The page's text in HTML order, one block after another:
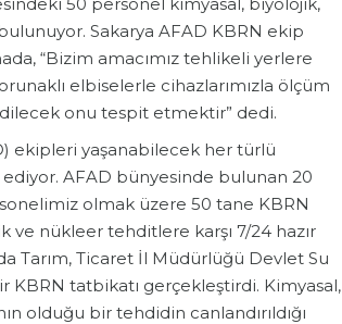
Sakarya AFAD KBRN ekip
“Bizim amacımız tehlikeli yerlere
elbiselerle cihazlarımızla ölçüm
onu tespit etmektir” dedi.
ekipleri yaşanabilecek her türlü
AFAD bünyesinde bulunan 20
olmak üzere 50 tane KBRN
ve nükleer tehditlere karşı 7/24 hazır
Tarım, Ticaret İl Müdürlüğü Devlet Su
KBRN tatbikatı gerçekleştirdi. Kimyasal,
olduğu bir tehdidin canlandırıldığı